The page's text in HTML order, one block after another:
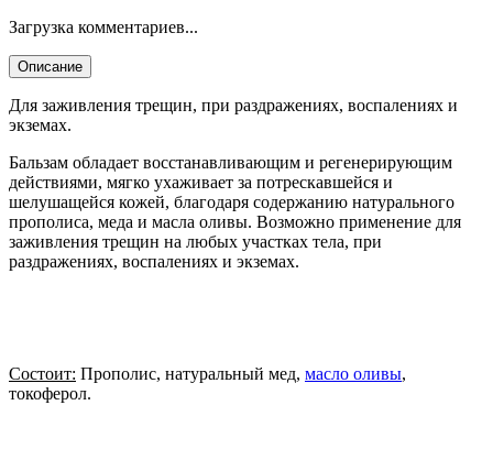
Загрузка комментариев...
Описание
Для заживления трещин, при раздражениях, воспалениях и
экземах.
Бальзам обладает восстанавливающим и регенерирующим
действиями, мягко ухаживает за потрескавшейся и
шелушащейся кожей, благодаря содержанию натурального
прополиса, меда и масла оливы. Возможно применение для
заживления трещин на любых участках тела, при
раздражениях, воспалениях и экземах.
Состоит: Прополис, натуральный мед, масло оливы,
токоферол.